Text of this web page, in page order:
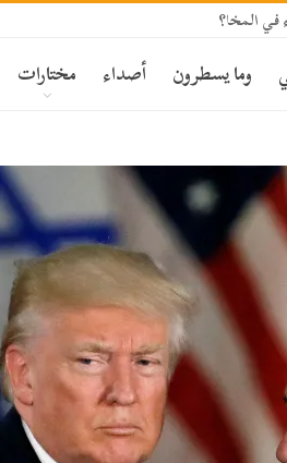
المخا؟
وما يسطرون أصداء مختارات